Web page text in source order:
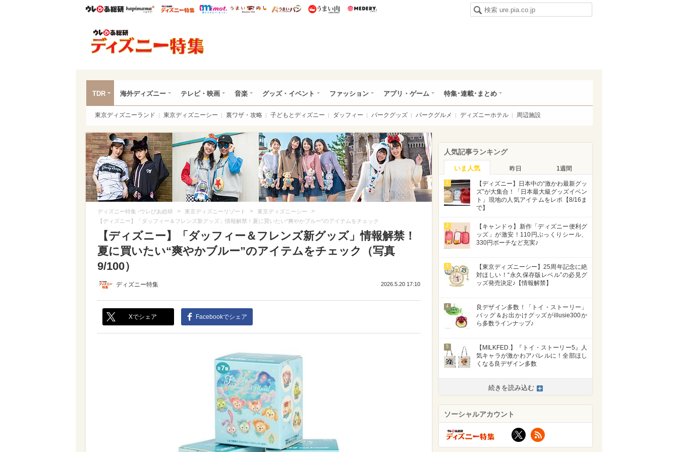
ウレぴあ総研ハピママ* ウレぴあ総研 ディズニー特集
mimot. うまいめし うまいパン うまい肉
TDR 海外ディズニー テレビ・映画 音楽 グッズ・イベント ファッション アプリ・ゲーム 特集･連載･まとめ
東京ディズニーランド 東京ディズニーシー 裏ワザ・攻略 子どもとディズニー ダッフィー パークグッズ パークグルメ ディズニーホテル 周辺施設
ディズニー特集 -ウレぴあ総研 > 東京ディズニーリゾート > 東京ディズニーシー >
【ディズニー】「ダッフィー＆フレンズ新グッズ」情報解禁！夏に買いたい“爽やかブルー”のアイテムをチェック
【ディズニー】「ダッフィー＆フレンズ新グッズ」情報解禁！
夏に買いたい“爽やかブルー”のアイテムをチェック（写真
9/100）
ディズニー特集 2026.5.20 17:10
Xでシェア Facebookでシェア
人気記事ランキング
いま人気 昨日 1週間
1
【ディズニー】日本中の“激かわ最新グッ
ズ”が大集合！「日本最大級グッズイベン
ト」現地の人気アイテムをレポ【8/16ま
で】
2
【キャンドゥ】新作「ディズニー便利グ
ッズ」が激安！110円ぷっくりシール、
330円ポーチなど充実♪
3
【東京ディズニーシー】25周年記念に絶
対ほしい！“永久保存版レベル”の必見グ
ッズ発売決定♪【情報解禁】
4
良デザイン多数！「トイ・ストーリー」
バッグ＆お出かけグッズがillusie300か
ら多数ラインナップ♪
5
【MILKFED.】『トイ・ストーリー5』人
気キャラが激かわアパレルに！全部ほし
くなる良デザイン多数
続きを読み込む
ソーシャルアカウント
X